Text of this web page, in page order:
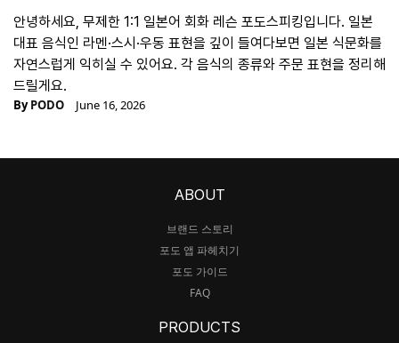
안녕하세요, 무제한 1:1 일본어 회화 레슨 포도스피킹입니다. 일본
대표 음식인 라멘·스시·우동 표현을 깊이 들여다보면 일본 식문화를
자연스럽게 익히실 수 있어요. 각 음식의 종류와 주문 표현을 정리해
드릴게요.
ByPODO June 16, 2026
ABOUT
브랜드 스토리
포도 앱 파헤치기
포도 가이드
FAQ
PRODUCTS